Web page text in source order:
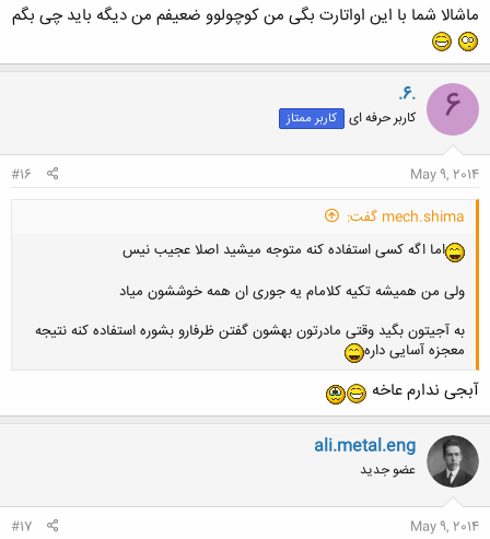
ماشالا شما با این اواتارت بگی من کوچولوو ضعیفم من دیگه باید چی بگم
6
.6.
کاربر حرفه ای کاربر ممتاز
May 9, 2014
#16
mech.shima گفت:
اما اگه کسی استفاده کنه متوجه میشید اصلا عجیب نیس
ولی من همیشه تکیه کلامام یه جوری ان همه خوششون میاد
به آجیتون بگید وقتی مادرتون بهشون گفتن ظرفارو بشوره استفاده کنه نتیجه
معجزه آسایی داره
آبجی ندارم عاخه
ali.metal.eng
عضو جدید
May 9, 2014
#17